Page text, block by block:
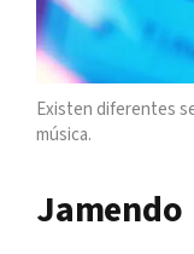
Existen diferentes
música.
Jamendo